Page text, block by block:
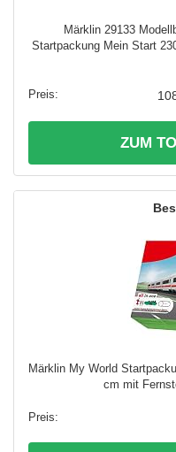
Märklin 29133
Startpackung Mein Start
ZUM
Märklin My World
cm mit